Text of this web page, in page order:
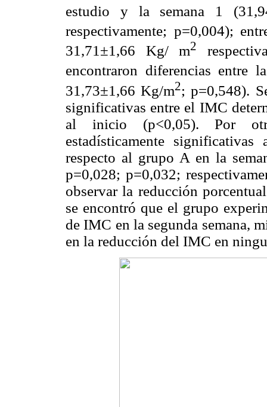
estudio y la semana 1
respectivamente; p=0,004);
31,71±1,66 Kg/ m2
encontraron diferencias entre
31,73±1,66 Kg/m2; p=0,548).
significativas entre el IMC
al inicio (p<0,05). Por
estadísticamente
respecto al grupo A en la
p=0,028; p=0,032;
observar la reducción
se encontró que el grupo
de IMC en la segunda semana,
en la reducción del IMC en